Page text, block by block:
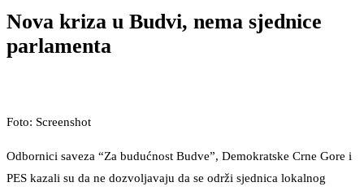
Nova kriza u Budvi, nema sjednice
parlamenta
Foto: Screenshot
Odbornici saveza “Za budućnost Budve”, Demokratske Crne Gore i
PES kazali su da ne dozvoljavaju da se održi sjednica lokalnog